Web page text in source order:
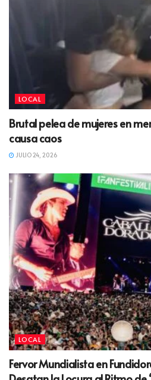
LOCAL
Brutal pelea de mujeres en
causa caos
JULIO 24, 2026
LOCAL
Fervor Mundialista en